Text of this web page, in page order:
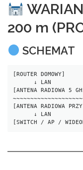
200 m
SCHEMAT
[ROUTER DOMOWY]
      ↓ LAN
[ANTENA RADIOWA 5
[ANTENA RADIOWA
      ↓ LAN
[SWITCH / AP /